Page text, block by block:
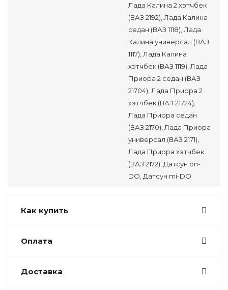
Лада Калина 2 хэтчбек
(ВАЗ 2192), Лада Калина
седан (ВАЗ 1118), Лада
Калина универсал (ВАЗ
1117), Лада Калина
хэтчбек (ВАЗ 1119), Лада
Приора 2 седан (ВАЗ
21704), Лада Приора 2
хэтчбек (ВАЗ 21724),
Лада Приора седан
(ВАЗ 2170), Лада Приора
универсал (ВАЗ 2171),
Лада Приора хэтчбек
(ВАЗ 2172), Датсун on-
DO, Датсун mi-DO
Как купить
Оплата
Доставка